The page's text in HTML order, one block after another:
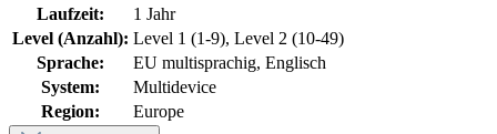
Laufzeit:
1 Jahr
Level (Anzahl): Level 1 (1-9), Level 2 (10-49)
Sprache:
EU multisprachig, Englisch
System:
Multidevice
Region:
Europe